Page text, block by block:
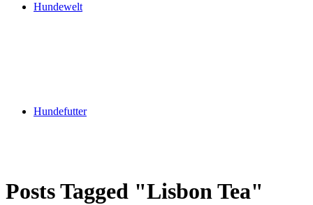
Hundewelt
Hundefutter
Posts Tagged "Lisbon Tea"